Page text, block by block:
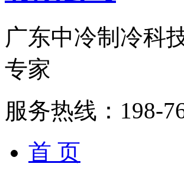
广东中冷制冷科
专家
服务热线： 198-
首 页